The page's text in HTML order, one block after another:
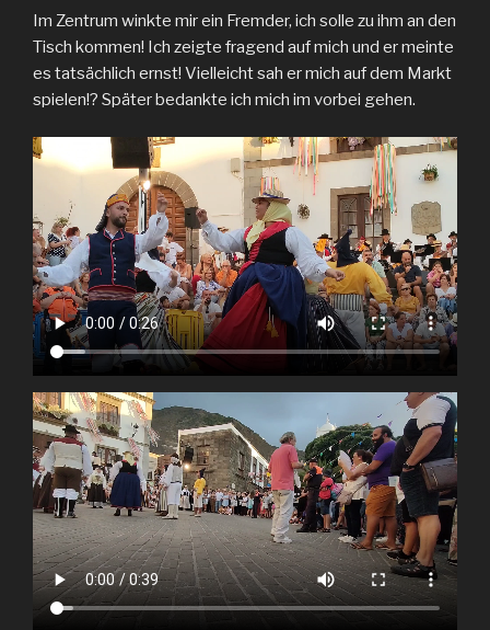
Im Zentrum winkte mir ein Fremder, ich solle zu ihm an den
Tisch kommen! Ich zeigte fragend auf mich und er meinte
es tatsächlich ernst! Vielleicht sah er mich auf dem Markt
spielen!? Später bedankte ich mich im vorbei gehen.